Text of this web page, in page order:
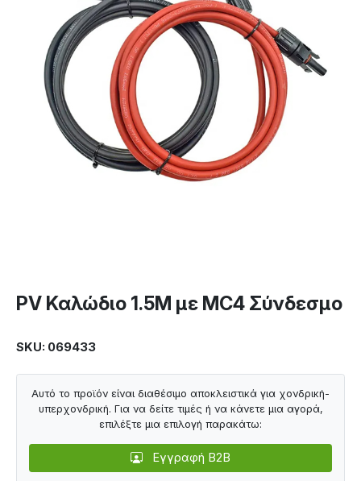
PV Καλώδιο 1.5M με MC4 Σύνδεσμο
SKU: 069433
Αυτό το προϊόν είναι διαθέσιμο αποκλειστικά για χονδρική-
υπερχονδρική. Για να δείτε τιμές ή να κάνετε μια αγορά,
επιλέξτε μια επιλογή παρακάτω:
Εγγραφή B2B